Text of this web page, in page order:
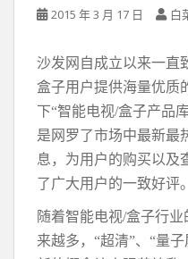
2015 年 3 月 17 日 白
沙发网自成立以来一直
盒子用户提供海量优质
下“智能电视/盒子产品库
是网罗了市场中最新最
息，为用户的购买以及
了广大用户的一致好评。
随着智能电视/盒子行
来越多，“超清”、“量